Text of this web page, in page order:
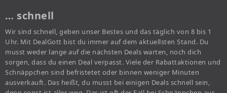
… schnell
Wir sind schnell, geben unser Bestes und das täglich von 8 bis 1
Uhr. Mit DealGott bist du immer auf dem aktuellsten Stand. Du
musst weder lange auf die nächsten Deals warten, noch dich
sorgen, dass du einen Deal verpasst. Viele der Rabattaktionen und
Schnäppchen sind befristetet oder binnen weniger Minuten
ausverkauft. Das heißt, du musst bei einigen Deals schnell sein,